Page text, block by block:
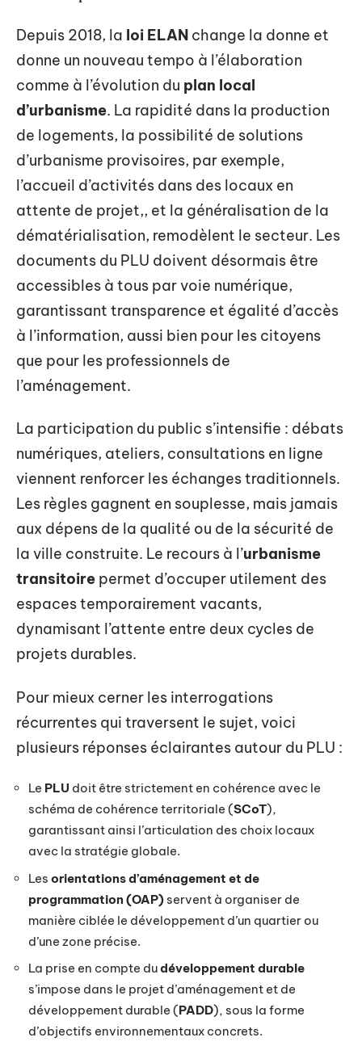
Depuis 2018, la loi ELAN change la donne et
donne un nouveau tempo à l’élaboration
comme à l’évolution du plan local
d’urbanisme. La rapidité dans la production
de logements, la possibilité de solutions
d’urbanisme provisoires, par exemple,
l’accueil d’activités dans des locaux en
attente de projet,, et la généralisation de la
dématérialisation, remodèlent le secteur. Les
documents du PLU doivent désormais être
accessibles à tous par voie numérique,
garantissant transparence et égalité d’accès
à l’information, aussi bien pour les citoyens
que pour les professionnels de
l’aménagement.
La participation du public s’intensifie : débats
numériques, ateliers, consultations en ligne
viennent renforcer les échanges traditionnels.
Les règles gagnent en souplesse, mais jamais
aux dépens de la qualité ou de la sécurité de
la ville construite. Le recours à l’urbanisme
transitoire permet d’occuper utilement des
espaces temporairement vacants,
dynamisant l’attente entre deux cycles de
projets durables.
Pour mieux cerner les interrogations
récurrentes qui traversent le sujet, voici
plusieurs réponses éclairantes autour du PLU :
Le PLU doit être strictement en cohérence avec le
schéma de cohérence territoriale (SCoT),
garantissant ainsi l’articulation des choix locaux
avec la stratégie globale.
Les orientations d’aménagement et de
programmation (OAP) servent à organiser de
manière ciblée le développement d’un quartier ou
d’une zone précise.
La prise en compte dudéveloppement durable
s’impose dans le projet d’aménagement et de
développement durable (PADD), sous la forme
d’objectifs environnementaux concrets.